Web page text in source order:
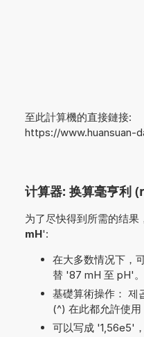
至此計算機的直接鏈接:
https://www.huansuan-
计算器: 换算毫亨利
为了尽快得到所需的结
mH':
在大多数情况下，
替 '87 mH 至 pH'。
基礎算術操作：
(^) 在此都允許使用
可以写成 '1,56e5'